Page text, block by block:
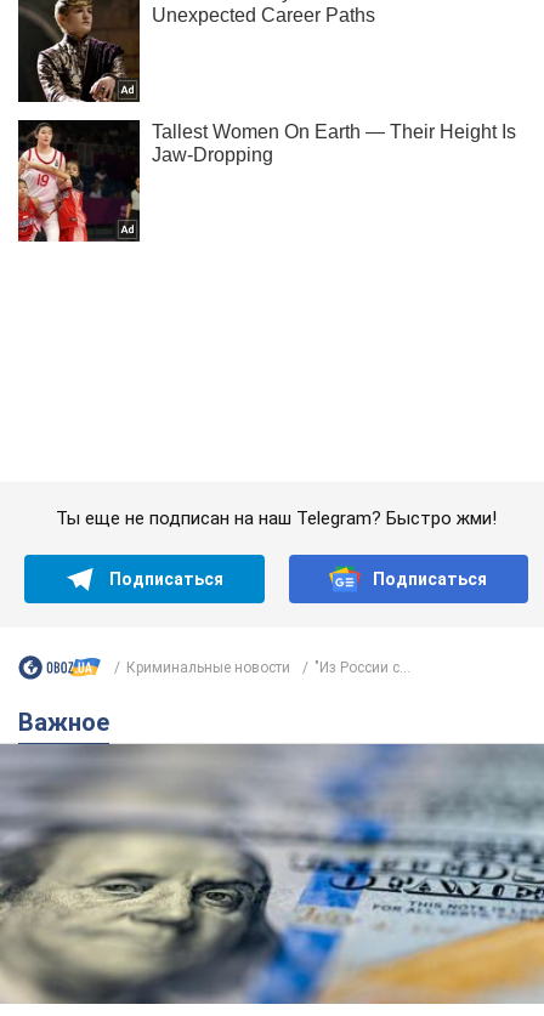
Банки "готовятся" к новому курсу доллара:
украинцам рассказали, чего ожидать в
ближайшие дни
Каким будет курс валюты в обменниках
10 часов назад 149,1 т.
Украинцам обещают по 850 грн от